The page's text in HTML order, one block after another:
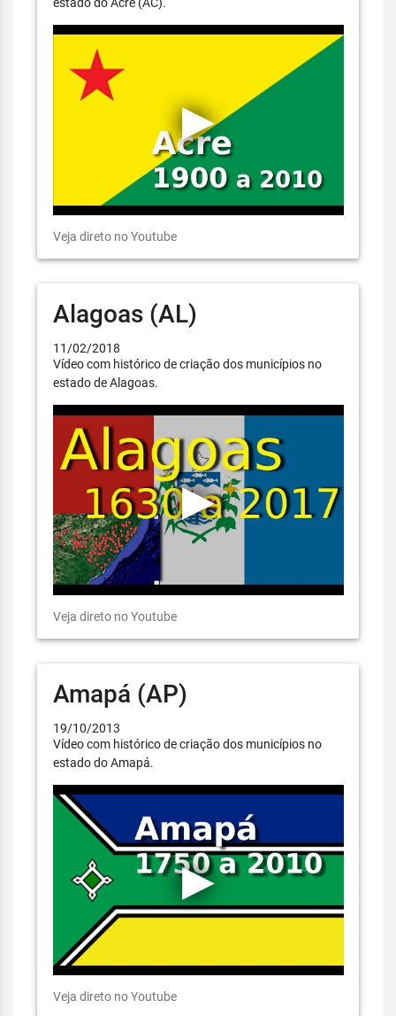
Veja direto no Youtube
Alagoas (AL)
11/02/2018
Vídeo com histórico de criação dos municípios no
estado de Alagoas.
Veja direto no Youtube
Amapá (AP)
19/10/2013
Vídeo com histórico de criação dos municípios no
estado do Amapá.
Veja direto no Youtube